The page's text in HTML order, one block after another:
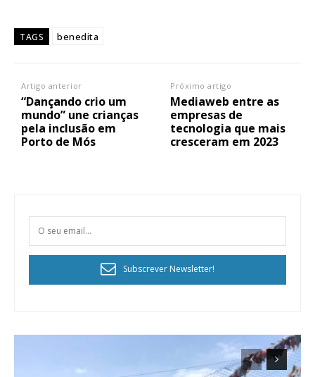
TAGS benedita
Artigo anterior
“Dançando crio um
mundo” une crianças
pela inclusão em
Porto de Mós
Próximo artigo
Mediaweb entre as
empresas de
tecnologia que mais
cresceram em 2023
Subscrever Newsletter!